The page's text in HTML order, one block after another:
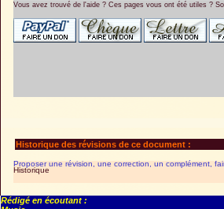
Vous avez trouvé de l'aide ? Ces pages vous ont été utiles ?
Historique des révisions de ce document :
Proposer une révision, une correction, un complément,
Historique
Rédigé en écoutant :